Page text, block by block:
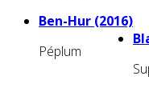
Ben-Hur (2016)
Péplum